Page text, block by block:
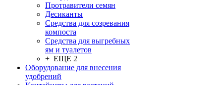
Протравители семян
Десиканты
Средства для созревания
компоста
Средства для выгребных
ям и туалетов
+ ЕЩЕ 2
Оборудование для внесения
удобрений